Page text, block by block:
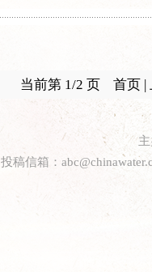
当前第 1/2 页 首页
投稿信箱：